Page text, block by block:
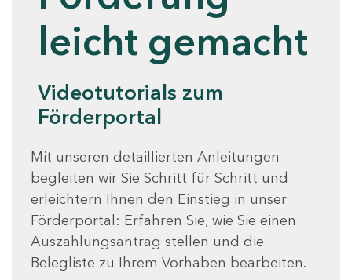
leicht gemacht
Videotutorials zum
Förderportal
Mit unseren detaillierten Anleitungen
begleiten wir Sie Schritt für Schritt und
erleichtern Ihnen den Einstieg in unser
Förderportal: Erfahren Sie, wie Sie einen
Auszahlungsantrag stellen und die
Belegliste zu Ihrem Vorhaben bearbeiten.